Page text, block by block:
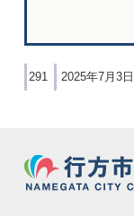
291 2025年7月3日